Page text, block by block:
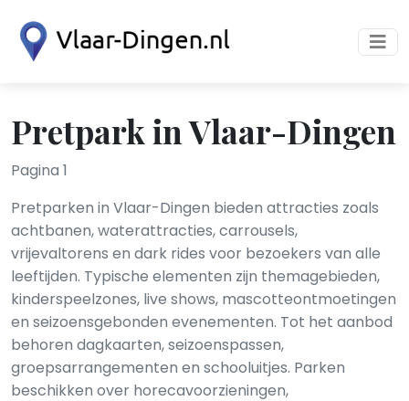
Pretpark in Vlaar-Dingen
Pagina 1
Pretparken in Vlaar-Dingen bieden attracties zoals
achtbanen, waterattracties, carrousels,
vrijevaltorens en dark rides voor bezoekers van alle
leeftijden. Typische elementen zijn themagebieden,
kinderspeelzones, live shows, mascotteontmoetingen
en seizoensgebonden evenementen. Tot het aanbod
behoren dagkaarten, seizoenspassen,
groepsarrangementen en schooluitjes. Parken
beschikken over horecavoorzieningen,